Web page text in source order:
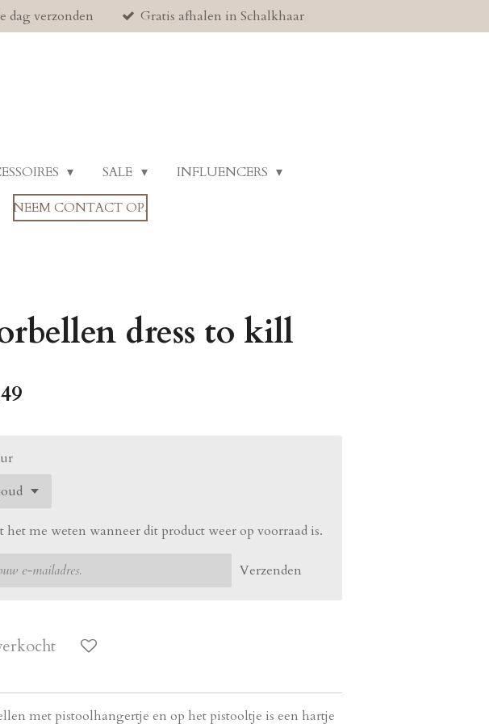
dag verzonden Gratis afhalen in Schalkhaar
SALE
INFLUENCERS
NEEM CONTACT OP.
dress to kill
het me weten wanneer dit product weer op voorraad is.
Verzenden
met pistoolhangertje en op het pistooltje is een hartje